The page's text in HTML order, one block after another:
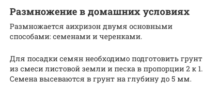
Размножение в домашних условиях
Размножается аихризон двумя основными
способами: семенами и черенками.
Для посадки семян необходимо подготовить грунт
из смеси листовой земли и песка в пропорции 2 к 1.
Семена высеваются в грунт на глубину до 5 мм.